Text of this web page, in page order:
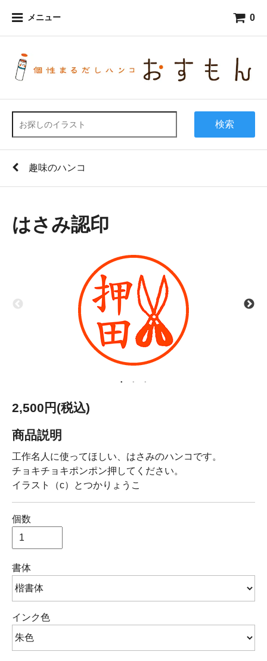
メニュー 0
検索
趣味のハンコ
はさみ認印
2,500円(税込)
商品説明
工作名人に使ってほしい、はさみのハンコです。
チョキチョキポンポン押してください。
イラスト（c）とつかりょうこ
個数
書体
インク色